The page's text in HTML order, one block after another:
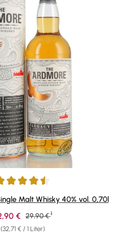
von 4.61 von 5 Sternen
Malt Whisky 40% vol. 0,70l
(32,71 € / 1 Liter)
Verkaufspreis:
€ Regulärer Preis:
29,90 € 1